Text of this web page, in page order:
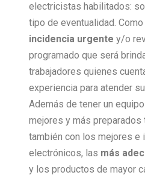
electricistas habilitados:
tipo de eventualidad.
incidencia urgente y/o
programado que será
trabajadores quienes
experiencia para atender
Además de tener un
mejores y más preparados
también con los mejores e
electrónicos, las más
y los productos de mayor